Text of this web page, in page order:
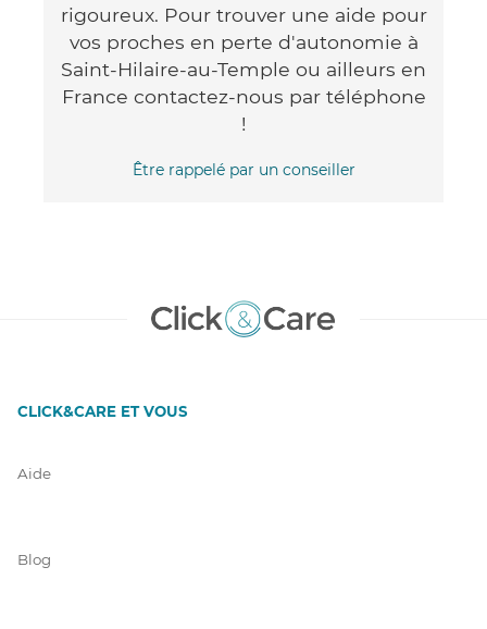
rigoureux. Pour trouver une aide pour
vos proches en perte d'autonomie à
Saint-Hilaire-au-Temple ou ailleurs en
France contactez-nous par téléphone
!
Être rappelé par un conseiller
CLICK&CARE ET VOUS
Aide
Blog